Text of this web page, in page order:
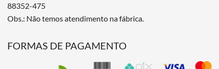
88352-475
Obs.: Não temos atendimento na fábrica.
FORMAS DE PAGAMENTO